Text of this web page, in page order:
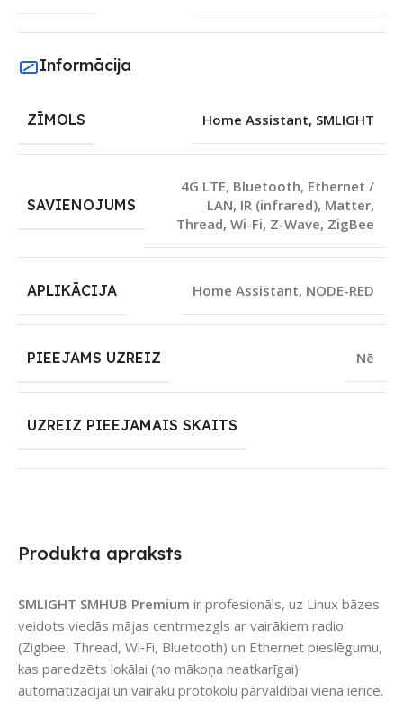
Produkta apraksts
SMLIGHT SMHUB Premium ir profesionāls, uz Linux bāzes
veidots viedās mājas centrmezgls ar vairākiem radio
(Zigbee, Thread, Wi‑Fi, Bluetooth) un Ethernet pieslēgumu,
kas paredzēts lokālai (no mākoņa neatkarīgai)
automatizācijai un vairāku protokolu pārvaldībai vienā ierīcē.
Informācija
ZĪMOLS Home Assistant, SMLIGHT
SAVIENOJUMS
4G LTE, Bluetooth, Ethernet /
LAN, IR (infrared), Matter,
Thread, Wi-Fi, Z-Wave, ZigBee
APLIKĀCIJA Home Assistant, NODE-RED
PIEEJAMS UZREIZ Nē
UZREIZ PIEEJAMAIS SKAITS